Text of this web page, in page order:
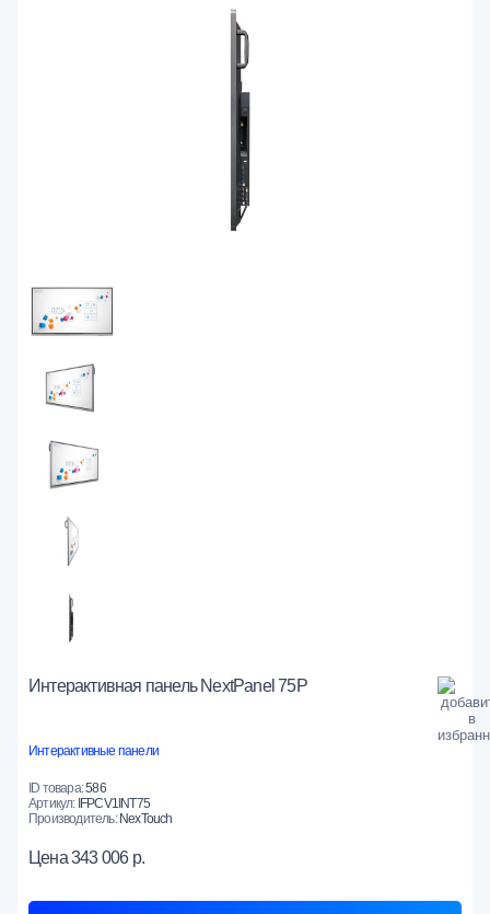
Интерактивная панель NextPanel 75P
Интерактивные панели
ID товара:586
Артикул: IFPCV1INT75
Производитель: NexTouch
Цена343 006 р.